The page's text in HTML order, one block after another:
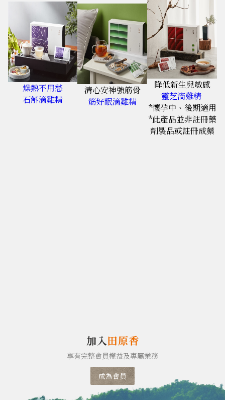
燥熱不用愁
石斛滴雞精
清心安神強筋骨
筋好眠滴雞精
降低新生兒敏感
靈芝滴雞精
*懷孕中、後期適用
*此產品並非註冊藥
劑製品或註冊成藥
加入田原香
享有完整會員權益及專屬業務
成為會員